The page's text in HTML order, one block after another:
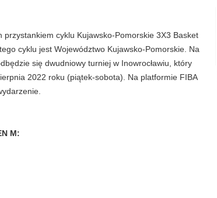
przystankiem cyklu Kujawsko-Pomorskie 3X3 Basket
cyklu jest Województwo Kujawsko-Pomorskie. Na
się dwudniowy turniej w Inowrocławiu, który
2022 roku (piątek-sobota). Na platformie FIBA
M: